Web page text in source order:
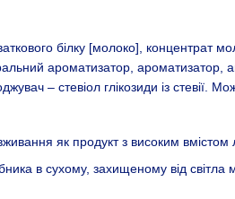
білку [молоко], концентрат
ароматизатор,
– стевіол глікозиди із стевії.
як продукт з високим
в сухому, захищеному від